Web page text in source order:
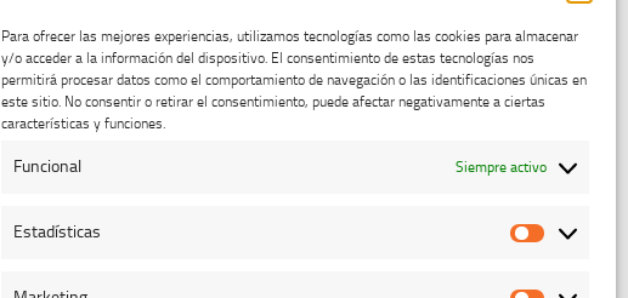
Para ofrecer las mejores experiencias, utilizamos tecnologías como las cookies para almacenar
y/o acceder a la información del dispositivo. El consentimiento de estas tecnologías nos
permitirá procesar datos como el comportamiento de navegación o las identificaciones únicas en
este sitio. No consentir o retirar el consentimiento, puede afectar negativamente a ciertas
características y funciones.
Funcional Siempre activo
Estadísticas